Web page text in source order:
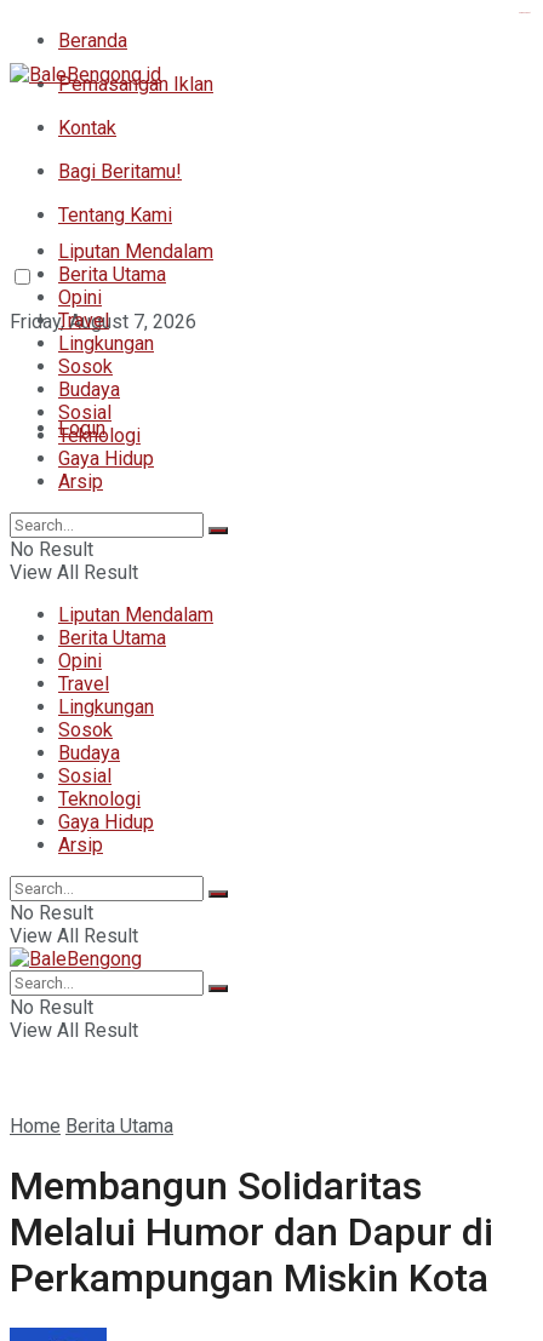
Beranda
Pemasangan Iklan
Kontak
Bagi Beritamu!
Tentang Kami
Friday, August 7, 2026
Login
Liputan Mendalam
Berita Utama
Opini
Travel
Lingkungan
Sosok
Budaya
Sosial
Teknologi
Gaya Hidup
Arsip
No Result
View All Result
Liputan Mendalam
Berita Utama
Opini
Travel
Lingkungan
Sosok
Budaya
Sosial
Teknologi
Gaya Hidup
Arsip
No Result
View All Result
No Result
View All Result
Home Berita Utama
Membangun Solidaritas
Melalui Humor dan Dapur di
Perkampungan Miskin Kota